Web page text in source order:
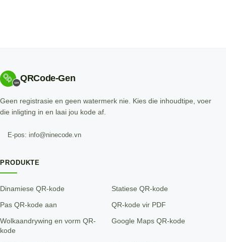
QRCode-Gen
Geen registrasie en geen watermerk nie. Kies die inhoudtipe, voer
die inligting in en laai jou kode af.
E-pos: info@ninecode.vn
PRODUKTE
Dinamiese QR-kode Statiese QR-kode
Pas QR-kode aan QR-kode vir PDF
Wolkaandrywing en vorm QR-
kode
Google Maps QR-kode